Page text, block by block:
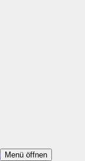
Menü öffnen